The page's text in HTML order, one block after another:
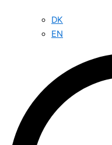
DK
EN